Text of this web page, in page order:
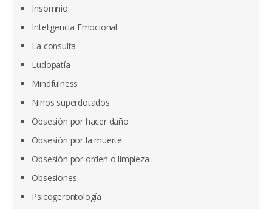
Insomnio
Inteligencia Emocional
La consulta
Ludopatía
Mindfulness
Niños superdotados
Obsesión por hacer daño
Obsesión por la muerte
Obsesión por orden o limpieza
Obsesiones
Psicogerontología